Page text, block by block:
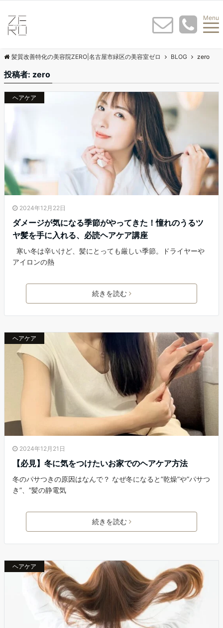
Menu
髪質改善特化の美容院ZERO|名古屋市緑区の美容室ゼロ BLOG zero
投稿者: zero
ヘアケア
2024年12月22日
ダメージが気になる季節がやってきた！憧れのうるツ
ヤ髪を手に入れる、必読ヘアケア講座
寒い冬は辛いけど、髪にとっても厳しい季節。ドライヤーや
アイロンの熱
続きを読む
ヘアケア
2024年12月21日
【必見】冬に気をつけたいお家でのヘアケア方法
冬のパサつきの原因はなんで？ なぜ冬になると”乾燥”や”パサつ
き”、”髪の静電気
続きを読む
ヘアケア